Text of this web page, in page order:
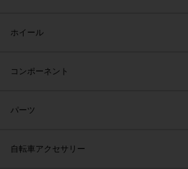
ホイール
コンポーネント
パーツ
自転車アクセサリー